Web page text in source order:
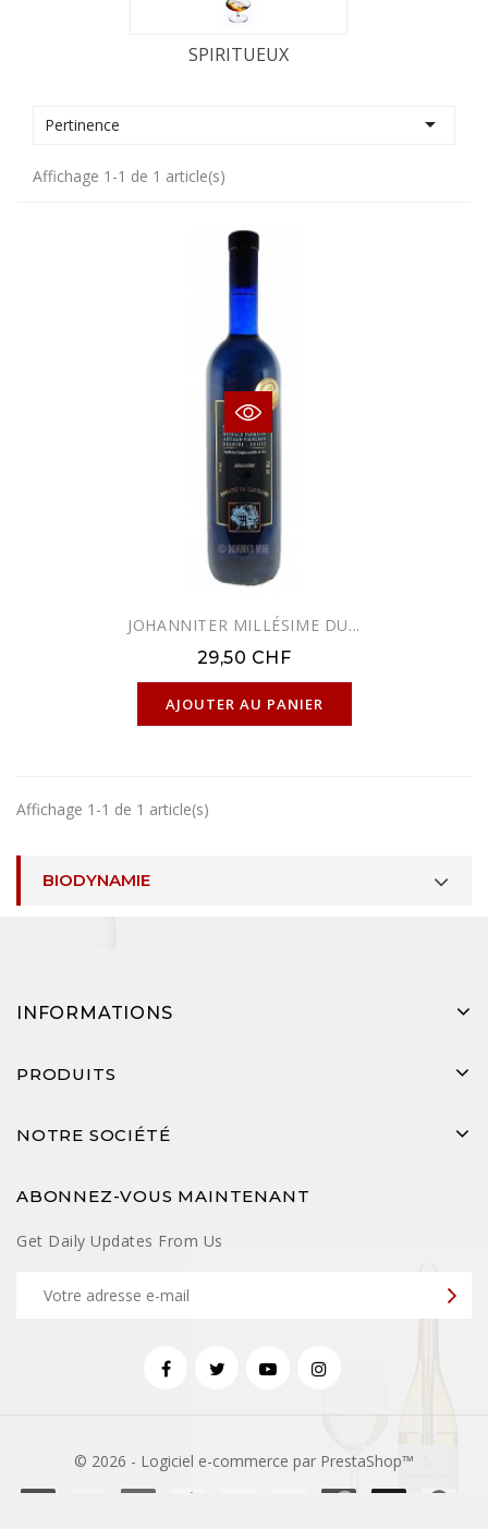
SPIRITUEUX
Pertinence 
Affichage 1-1 de 1 article(s)
JOHANNITER MILLÉSIME DU...
29,50 CHF
AJOUTER AU PANIER
Affichage 1-1 de 1 article(s)
BIODYNAMIE
INFORMATIONS
PRODUITS
NOTRE SOCIÉTÉ
ABONNEZ-VOUS MAINTENANT
Get Daily Updates From Us
© 2026 - Logiciel e-commerce par PrestaShop™